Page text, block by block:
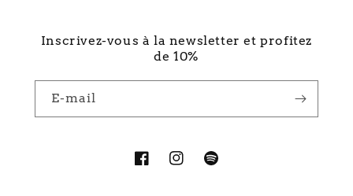
Inscrivez-vous à la newsletter et profitez
de 10%
E-mail
FacebookInstagramSpotify